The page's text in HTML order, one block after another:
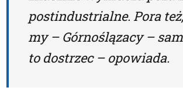
postindustrialne. Pora
my – Górnoślązacy –
to dostrzec – opowiada.